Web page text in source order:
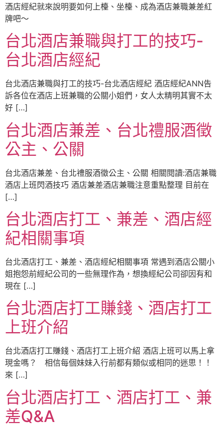
酒店經紀就來說明要如何上檯、坐檯、成為酒店兼職兼差紅
牌吧～
台北酒店兼職與打工的技巧-
台北酒店經紀
台北酒店兼職與打工的技巧-台北酒店經紀 酒店經紀ANN告
訴各位在酒店上班兼職的公關小姐們，女人太精明其實不太
好 […]
台北酒店兼差、台北禮服酒徵
公主、公關
台北酒店兼差、台北禮服酒徵公主、公關 相關閱讀:酒店兼職
酒店上班閃酒技巧 酒店兼差酒店兼職注意重點整理 目前在
[…]
台北酒店打工、兼差、酒店經
紀相關事項
台北酒店打工、兼差、酒店經紀相關事項 常遇到酒店公關小
姐抱怨前經紀公司的一些無理作為，想換經紀公司卻因有和
現在 […]
台北酒店打工賺錢、酒店打工
上班介紹
台北酒店打工賺錢、酒店打工上班介紹 酒店上班可以馬上拿
現金嗎？ 相信每個妹妹入行前都有類似或相同的迷思！！
來 […]
台北酒店打工、酒店打工、兼
差Q&A